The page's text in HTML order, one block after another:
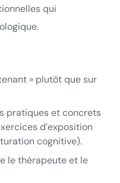
qui
» plutôt que sur
pratiques et concrets
d’exposition
cognitive).
le thérapeute et le